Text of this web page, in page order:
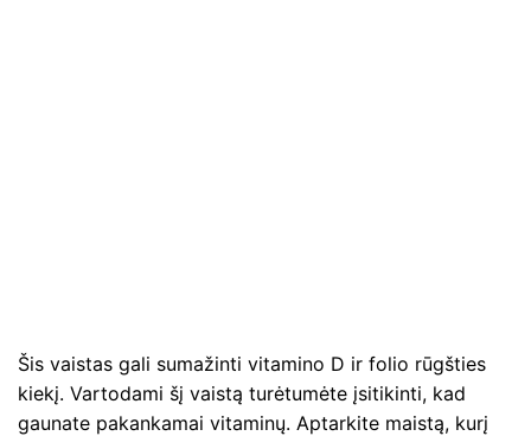
Šis vaistas gali sumažinti vitamino D ir folio rūgšties
kiekį. Vartodami šį vaistą turėtumėte įsitikinti, kad
gaunate pakankamai vitaminų. Aptarkite maistą, kurį